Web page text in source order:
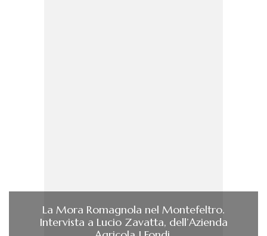
La Mora Romagnola nel Montefeltro.
Intervista a Lucio Zavatta, dell’Azienda